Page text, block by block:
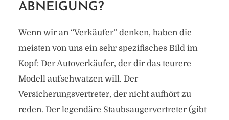
ABNEIGUNG?
Wenn wir an “Verkäufer” denken, haben die
meisten von uns ein sehr spezifisches Bild im
Kopf: Der Autoverkäufer, der dir das teurere
Modell aufschwatzen will. Der
Versicherungsvertreter, der nicht aufhört zu
reden. Der legendäre Staubsaugervertreter (gibt